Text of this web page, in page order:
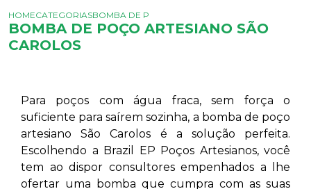
HOMECATEGORIASBOMBA DE POÇO ARTESIANO SÃO CAROLOS
BOMBA DE POÇO ARTESIANO SÃO
CAROLOS
Para poços com água fraca, sem força o
suficiente para saírem sozinha, a bomba de poço
artesiano São Carolos
é a solução perfeita.
Escolhendo a Brazil EP Poços Artesianos, você
tem ao dispor consultores empenhados a lhe
ofertar uma bomba que cumpra com as suas